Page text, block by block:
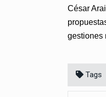
César
gestiones
Tags